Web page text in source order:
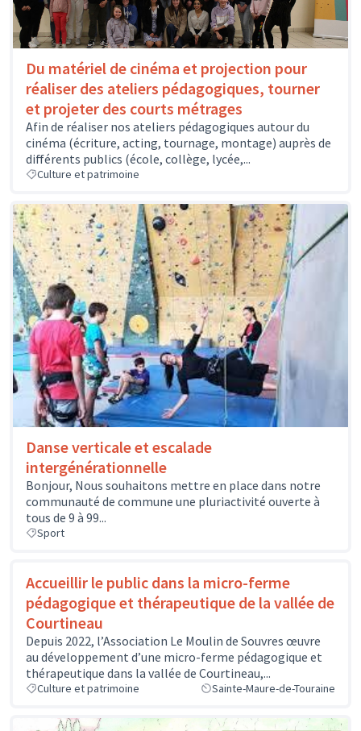
Du matériel de cinéma et projection pour
réaliser des ateliers pédagogiques, tourner
et projeter des courts métrages
Afin de réaliser nos ateliers pédagogiques autour du
cinéma (écriture, acting, tournage, montage) auprès de
différents publics (école, collège, lycée,...
Culture et patrimoine
Danse verticale et escalade
intergénérationnelle
Bonjour, Nous souhaitons mettre en place dans notre
communauté de commune une pluriactivité ouverte à
tous de 9 à 99...
Sport
Accueillir le public dans la micro-ferme
pédagogique et thérapeutique de la vallée de
Courtineau
Depuis 2022, l’Association Le Moulin de Souvres œuvre
au développement d’une micro-ferme pédagogique et
thérapeutique dans la vallée de Courtineau,...
Culture et patrimoine Sainte-Maure-de-Touraine